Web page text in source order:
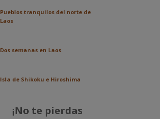
Pueblos tranquilos del norte de
Laos
Dos semanas en Laos
Isla de Shikoku e Hiroshima
¡No te pierdas